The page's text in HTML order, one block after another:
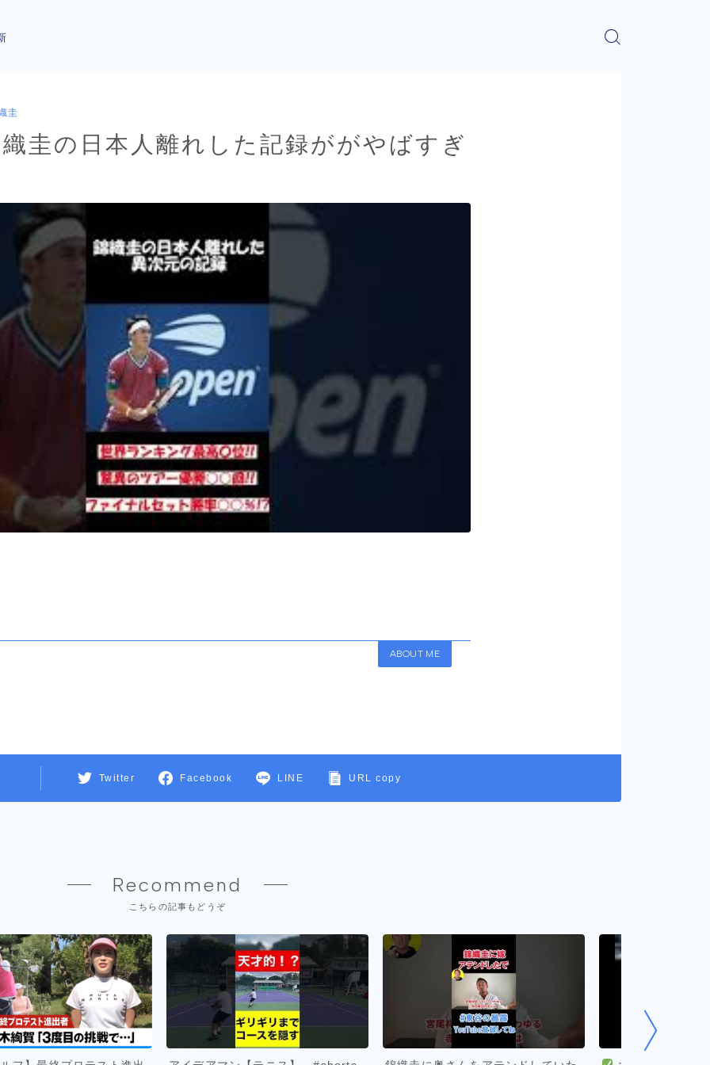
圭
圭の日本人離れした記録ががやばすぎ
ABOUT ME
Twitter Facebook LINE URL copy
Recommend
こちらの記事もどうぞ